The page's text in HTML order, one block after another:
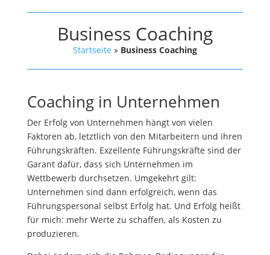
Business Coaching
Startseite » Business Coaching
Coaching in Unternehmen
Der Erfolg von Unternehmen hängt von vielen
Faktoren ab, letztlich von den Mitarbeitern und ihren
Führungskräften. Exzellente Führungskräfte sind der
Garant dafür, dass sich Unternehmen im
Wettbewerb durchsetzen. Umgekehrt gilt:
Unternehmen sind dann erfolgreich, wenn das
Führungspersonal selbst Erfolg hat. Und Erfolg heißt
für mich: mehr Werte zu schaffen, als Kosten zu
produzieren.